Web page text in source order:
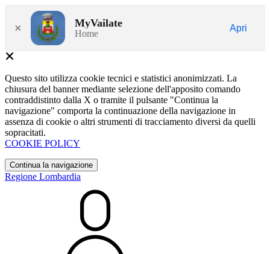
× MyVailate
Home
Apri
Questo sito utilizza cookie tecnici e statistici anonimizzati. La
chiusura del banner mediante selezione dell'apposito comando
contraddistinto dalla X o tramite il pulsante "Continua la
navigazione" comporta la continuazione della navigazione in
assenza di cookie o altri strumenti di tracciamento diversi da quelli
sopracitati.
COOKIE POLICY
Continua la navigazione
Regione Lombardia